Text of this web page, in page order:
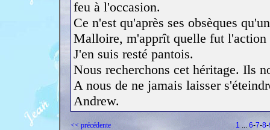
feu à l'occasion.
Ce n'est qu'après ses obsèques
Malloire, m'apprît quelle fut l'action
J'en suis resté pantois.
Nous recherchons cet héritage. Ils
A nous de ne jamais laisser
Andrew.
<< précédente 1 ... 6-7-8-